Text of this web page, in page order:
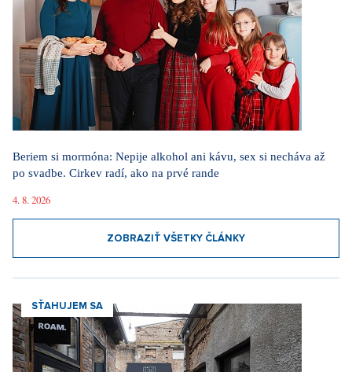
Beriem si mormóna: Nepije alkohol ani kávu, sex si necháva až
po svadbe. Cirkev radí, ako na prvé rande
4. 8. 2026
ZOBRAZIŤ VŠETKY ČLÁNKY
SŤAHUJEM SA